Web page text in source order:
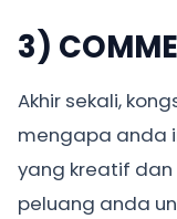
3)
Akhir sekali,
mengapa anda
yang kreatif dan
peluang anda